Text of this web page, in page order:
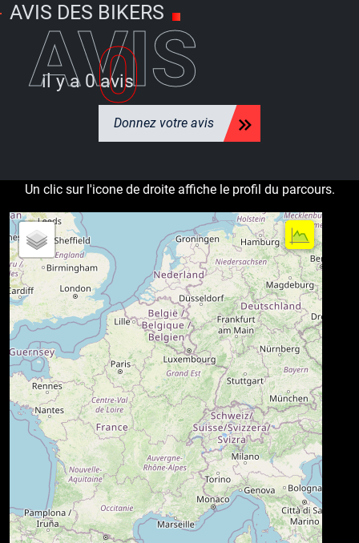
AVIS DES BIKERS
AVIS
il y a 0
0 avis
Donnez votre avis
Un clic sur l'icone de droite affiche le profil du parcours.